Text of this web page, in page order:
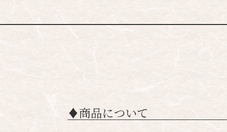
♦︎商品について